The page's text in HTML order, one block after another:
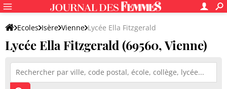
Ecoles Isère Vienne Lycée Ella Fitzgerald
Lycée Ella Fitzgerald (69560, Vienne)